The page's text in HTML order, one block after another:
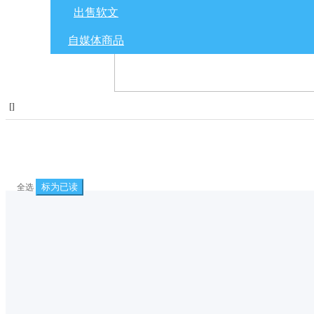
出售软文
自媒体商品
[]
全选 标为已读